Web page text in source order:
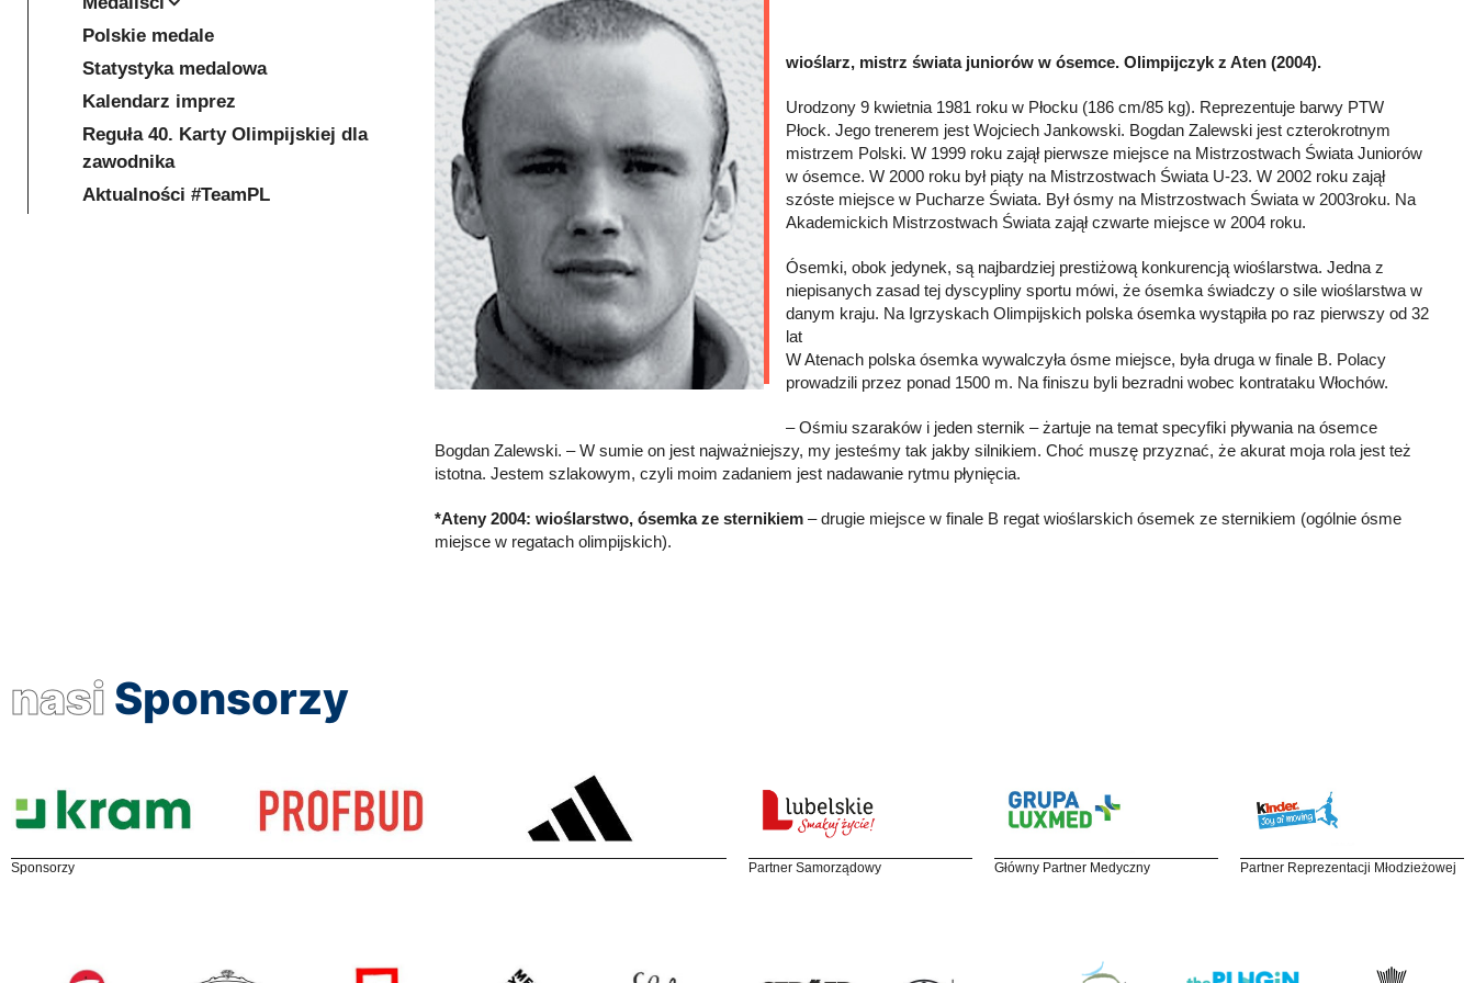
wioślarz, mistrz świata juniorów w ósemce. Olimpijczyk z Aten (2004).
Urodzony 9 kwietnia 1981 roku w Płocku (186 cm/85 kg). Reprezentuje barwy PTW
Płock. Jego trenerem jest Wojciech Jankowski. Bogdan Zalewski jest czterokrotnym
mistrzem Polski. W 1999 roku zajął pierwsze miejsce na Mistrzostwach Świata Juniorów
w ósemce. W 2000 roku był piąty na Mistrzostwach Świata U-23. W 2002 roku zajął
szóste miejsce w Pucharze Świata. Był ósmy na Mistrzostwach Świata w 2003roku. Na
Akademickich Mistrzostwach Świata zajął czwarte miejsce w 2004 roku.
Ósemki, obok jedynek, są najbardziej prestiżową konkurencją wioślarstwa. Jedna z
niepisanych zasad tej dyscypliny sportu mówi, że ósemka świadczy o sile wioślarstwa w
danym kraju. Na Igrzyskach Olimpijskich polska ósemka wystąpiła po raz pierwszy od 32
lat
W Atenach polska ósemka wywalczyła ósme miejsce, była druga w finale B. Polacy
prowadzili przez ponad 1500 m. Na finiszu byli bezradni wobec kontrataku Włochów.
– Ośmiu szaraków i jeden sternik – żartuje na temat specyfiki pływania na ósemce
Bogdan Zalewski. – W sumie on jest najważniejszy, my jesteśmy tak jakby silnikiem. Choć muszę przyznać, że akurat moja rola jest też
istotna. Jestem szlakowym, czyli moim zadaniem jest nadawanie rytmu płynięcia.
*Ateny 2004: wioślarstwo, ósemka ze sternikiem – drugie miejsce w finale B regat wioślarskich ósemek ze sternikiem (ogólnie ósme
miejsce w regatach olimpijskich).
Polskie medale
Statystyka medalowa
Kalendarz imprez
Reguła 40. Karty Olimpijskiej dla
zawodnika
Aktualności #TeamPL
nasi Sponsorzy
Sponsorzy Partner Samorządowy Główny Partner Medyczny Partner Reprezentacji Młodzieżowej